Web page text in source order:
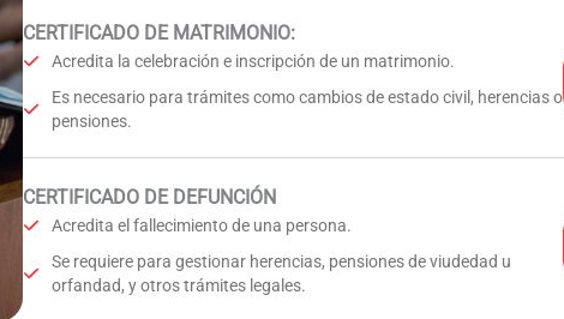
CERTIFICADO DE MATRIMONIO:
Acredita la celebración e inscripción de un matrimonio.
Es necesario para trámites como cambios de estado civil, herencias o
pensiones.
CERTIFICADO DE DEFUNCIÓN
Acredita el fallecimiento de una persona.
Se requiere para gestionar herencias, pensiones de viudedad u
orfandad, y otros trámites legales.